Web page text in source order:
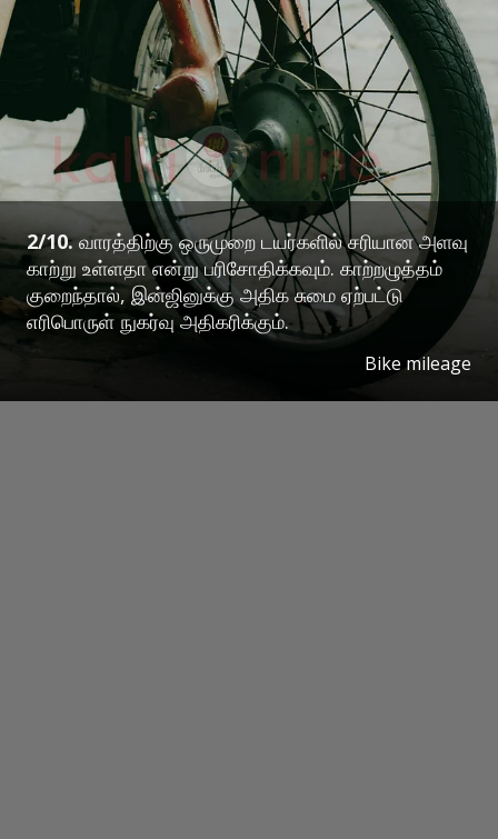
2/10.வாரத்திற்கு ஒருமுறை டயர்களில் சரியான அளவு
காற்று உள்ளதா என்று பரிசோதிக்கவும். காற்றழுத்தம்
குறைந்தால், இன்ஜினுக்கு அதிக சுமை ஏற்பட்டு
எரிபொருள் நுகர்வு அதிகரிக்கும்.
Bike mileage